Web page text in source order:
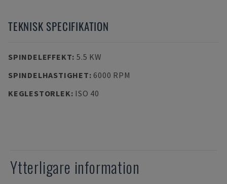
TEKNISK SPECIFIKATION
SPINDELEFFEKT: 5.5 KW
SPINDELHASTIGHET: 6000 RPM
KEGLESTORLEK: ISO 40
Ytterligare information